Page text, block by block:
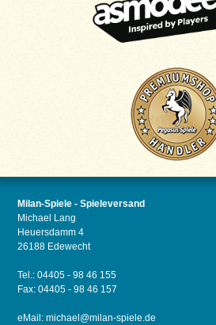
Milan-Spiele - Spieleversand
Michael Lang
Heuersdamm 4
26188 Edewecht
Tel.: 04405 - 98 46 155
Fax: 04405 - 98 46 157
eMail:michael@milan-spiele.de